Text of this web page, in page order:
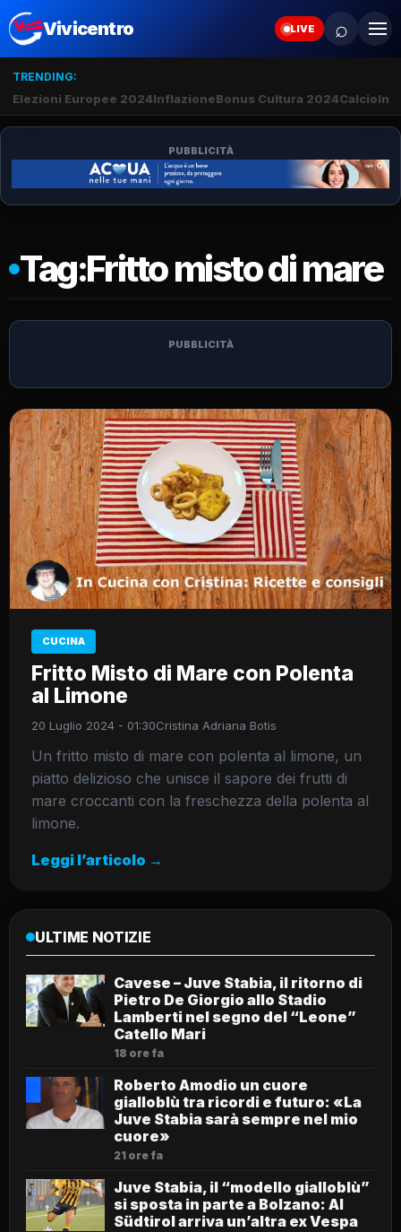
Vivicentro LIVE ⌕
TRENDING:
Elezioni Europee 2024InflazioneBonus Cultura 2024Calcio
PUBBLICITÀ
Tag:Fritto misto di mare
PUBBLICITÀ
CUCINA
Fritto Misto di Mare con Polenta
al Limone
20 Luglio 2024 - 01:30Cristina Adriana Botis
Un fritto misto di mare con polenta al limone, un
piatto delizioso che unisce il sapore dei frutti di
mare croccanti con la freschezza della polenta al
limone.
Leggi l’articolo →
ULTIME NOTIZIE
Cavese – Juve Stabia, il ritorno di
Pietro De Giorgio allo Stadio
Lamberti nel segno del “Leone”
Catello Mari
18 ore fa
Roberto Amodio un cuore
gialloblù tra ricordi e futuro: «La
Juve Stabia sarà sempre nel mio
cuore»
21 ore fa
Juve Stabia, il “modello gialloblù”
si sposta in parte a Bolzano: Al
Südtirol arriva un’altra ex Vespa